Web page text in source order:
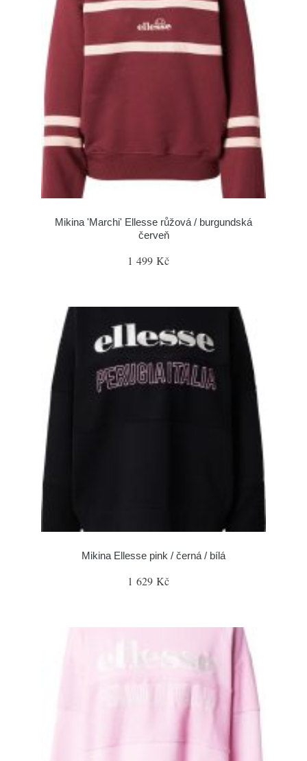
Mikina 'Marchi' Ellesse růžová / burgundská
červeň
1 499 Kč
Mikina Ellesse pink / černá / bílá
1 629 Kč